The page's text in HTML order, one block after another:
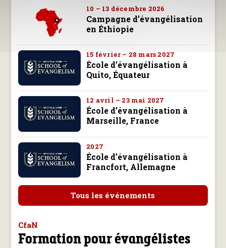
10 – 13 décembre 2026
Campagne d’évangélisation
en Éthiopie
15 février – 28 mars 2027
École d’évangélisation à
Quito, Équateur
12 avril – 23 mai 2027
École d’évangélisation à
Marseille, France
2027
École d’évangélisation à
Francfort, Allemagne
Tous les événements
CfaN
Formation pour évangélistes